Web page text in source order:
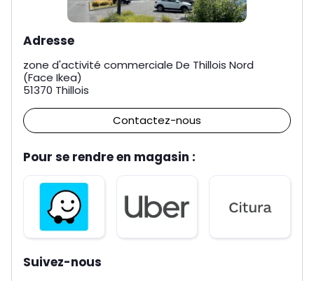
Adresse
zone d'activité commerciale De Thillois Nord
(Face Ikea)
51370 Thillois
Contactez-nous
Pour se rendre en magasin :
Suivez-nous